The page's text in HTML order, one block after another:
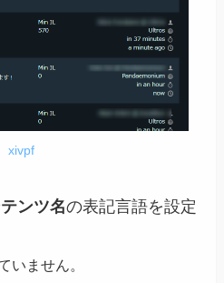
xivpf
ンツ名の表記言語を設定
いません。